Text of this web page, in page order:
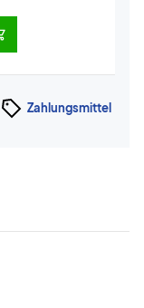
Zahlungsmittel